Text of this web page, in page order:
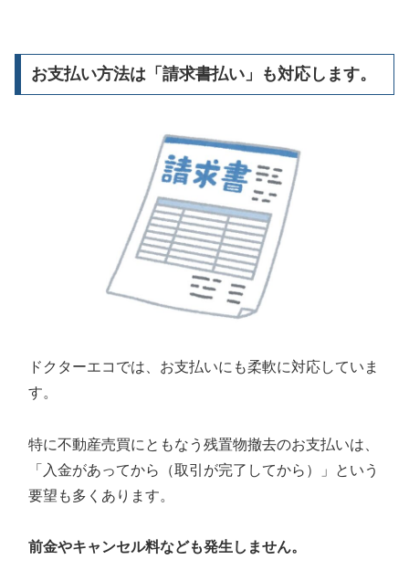
お支払い方法は「請求書払い」も対応します。
ドクターエコでは、お支払いにも柔軟に対応していま
す。
特に不動産売買にともなう残置物撤去のお支払いは、
「入金があってから（取引が完了してから）」という
要望も多くあります。
前金やキャンセル料なども発生しません。